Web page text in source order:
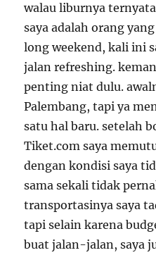
walau liburnya
saya adalah orang
long weekend, kali ini
jalan refreshing.
penting niat dulu.
Palembang, tapi ya
satu hal baru. setelah
Tiket.com saya
dengan kondisi saya
sama sekali tidak
transportasinya saya
tapi selain karena
buat jalan-jalan, saya